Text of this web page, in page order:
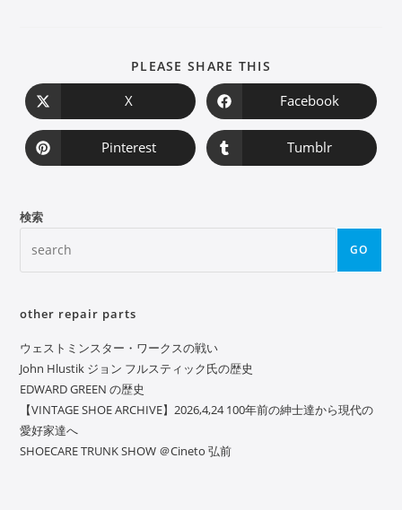
PLEASE SHARE THIS
X Facebook
Pinterest Tumblr
検索
GO
other repair parts
ウェストミンスター・ワークスの戦い
John Hlustik ジョン フルスティック氏の歴史
EDWARD GREEN の歴史
【VINTAGE SHOE ARCHIVE】2026,4,24 100年前の紳士達から現代の
愛好家達へ
SHOECARE TRUNK SHOW ＠Cineto 弘前